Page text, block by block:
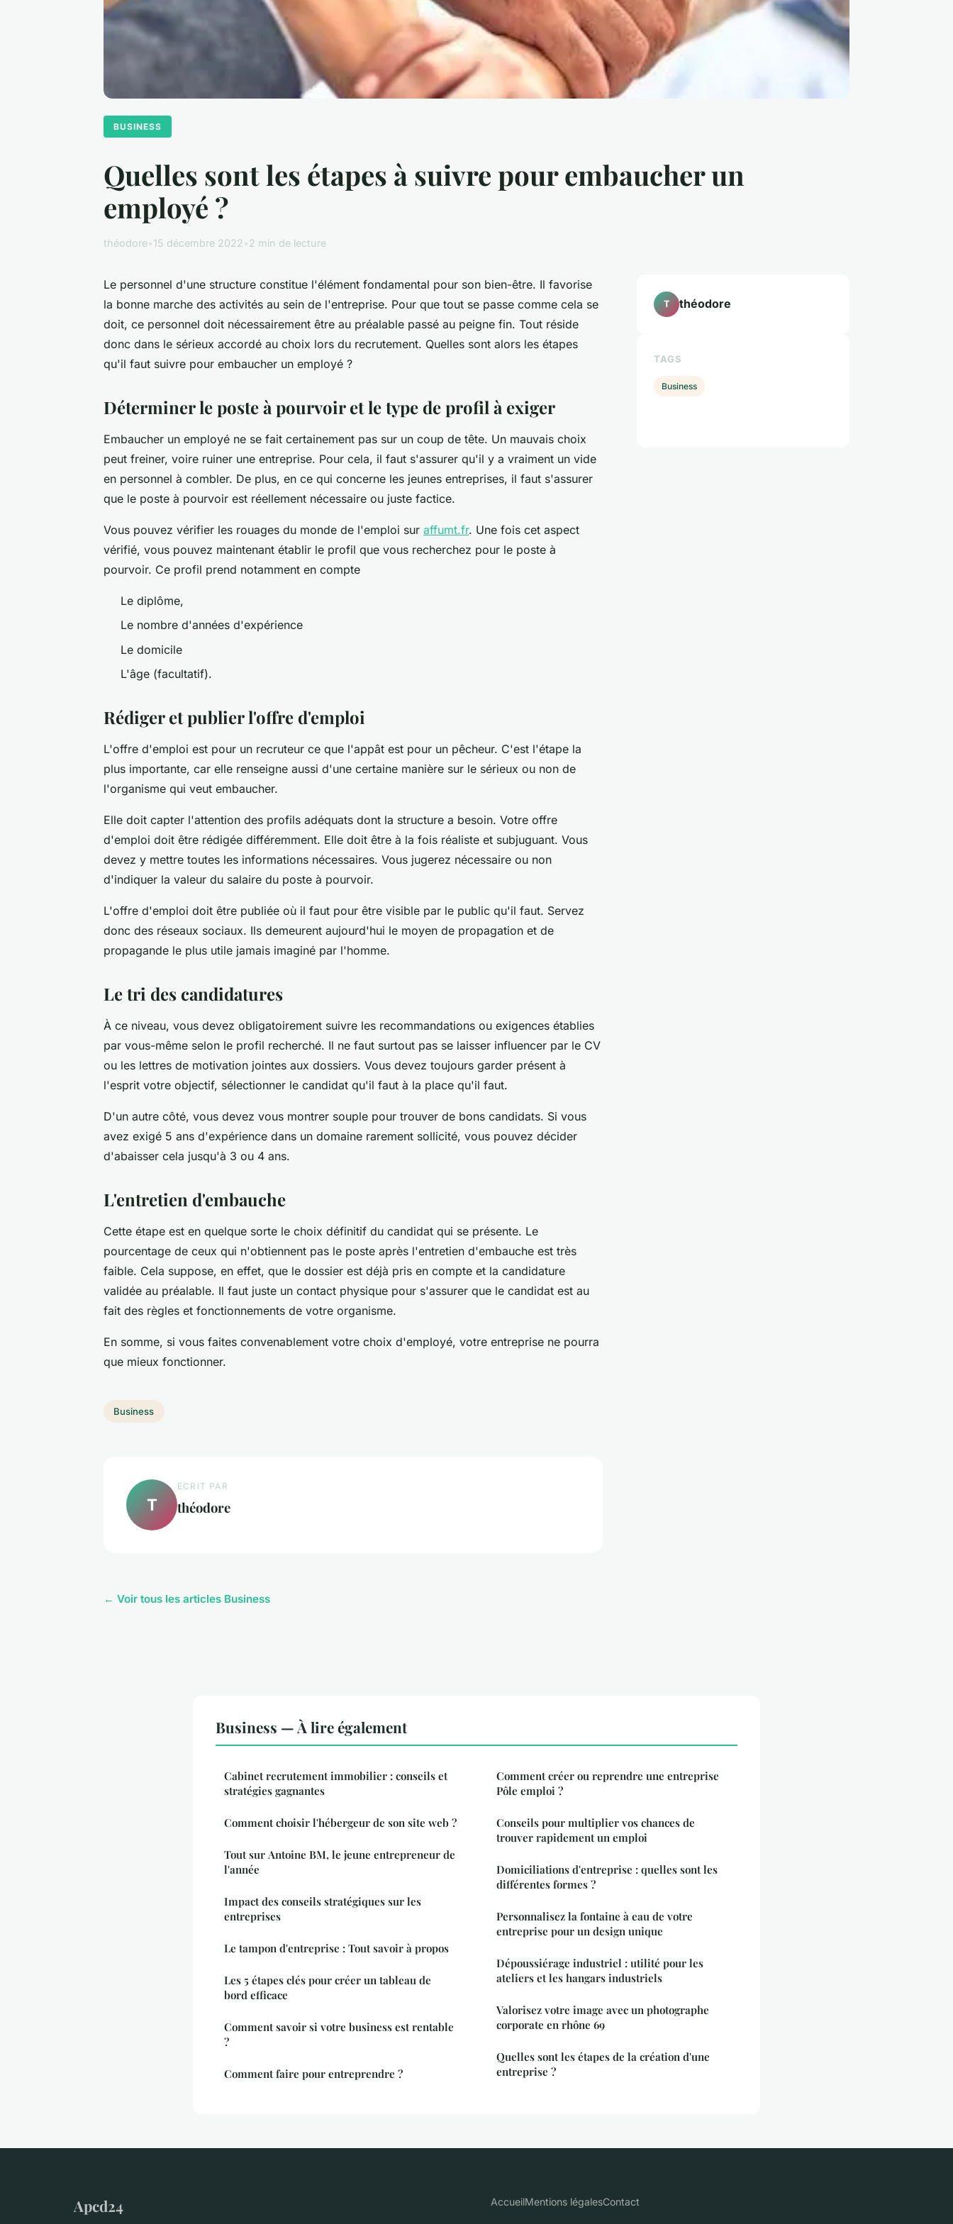
BUSINESS
Quelles sont les étapes à suivre pour embaucher un
employé ?
théodore•15 décembre 2022•2 min de lecture
Le personnel d'une structure constitue l'élément fondamental pour son bien-être. Il favorise
la bonne marche des activités au sein de l'entreprise. Pour que tout se passe comme cela se
doit, ce personnel doit nécessairement être au préalable passé au peigne fin. Tout réside
donc dans le sérieux accordé au choix lors du recrutement. Quelles sont alors les étapes
qu'il faut suivre pour embaucher un employé ?
Déterminer le poste à pourvoir et le type de profil à exiger
Embaucher un employé ne se fait certainement pas sur un coup de tête. Un mauvais choix
peut freiner, voire ruiner une entreprise. Pour cela, il faut s'assurer qu'il y a vraiment un vide
en personnel à combler. De plus, en ce qui concerne les jeunes entreprises, il faut s'assurer
que le poste à pourvoir est réellement nécessaire ou juste factice.
Vous pouvez vérifier les rouages du monde de l'emploi sur affumt.fr. Une fois cet aspect
vérifié, vous pouvez maintenant établir le profil que vous recherchez pour le poste à
pourvoir. Ce profil prend notamment en compte
Le diplôme,
Le nombre d'années d'expérience
Le domicile
L'âge (facultatif).
Rédiger et publier l'offre d'emploi
L'offre d'emploi est pour un recruteur ce que l'appât est pour un pêcheur. C'est l'étape la
plus importante, car elle renseigne aussi d'une certaine manière sur le sérieux ou non de
l'organisme qui veut embaucher.
Elle doit capter l'attention des profils adéquats dont la structure a besoin. Votre offre
d'emploi doit être rédigée différemment. Elle doit être à la fois réaliste et subjuguant. Vous
devez y mettre toutes les informations nécessaires. Vous jugerez nécessaire ou non
d'indiquer la valeur du salaire du poste à pourvoir.
L'offre d'emploi doit être publiée où il faut pour être visible par le public qu'il faut. Servez
donc des réseaux sociaux. Ils demeurent aujourd'hui le moyen de propagation et de
propagande le plus utile jamais imaginé par l'homme.
Le tri des candidatures
À ce niveau, vous devez obligatoirement suivre les recommandations ou exigences établies
par vous-même selon le profil recherché. Il ne faut surtout pas se laisser influencer par le CV
ou les lettres de motivation jointes aux dossiers. Vous devez toujours garder présent à
l'esprit votre objectif, sélectionner le candidat qu'il faut à la place qu'il faut.
D'un autre côté, vous devez vous montrer souple pour trouver de bons candidats. Si vous
avez exigé 5 ans d'expérience dans un domaine rarement sollicité, vous pouvez décider
d'abaisser cela jusqu'à 3 ou 4 ans.
L'entretien d'embauche
Cette étape est en quelque sorte le choix définitif du candidat qui se présente. Le
pourcentage de ceux qui n'obtiennent pas le poste après l'entretien d'embauche est très
faible. Cela suppose, en effet, que le dossier est déjà pris en compte et la candidature
validée au préalable. Il faut juste un contact physique pour s'assurer que le candidat est au
fait des règles et fonctionnements de votre organisme.
En somme, si vous faites convenablement votre choix d'employé, votre entreprise ne pourra
que mieux fonctionner.
Business
T
ECRIT PAR
théodore
← Voir tous les articles Business
T théodore
TAGS
Business
Business — À lire également
Cabinet recrutement immobilier : conseils et
stratégies gagnantes
Comment choisir l'hébergeur de son site web ?
Tout sur Antoine BM, le jeune entrepreneur de
l'année
Impact des conseils stratégiques sur les
entreprises
Le tampon d'entreprise : Tout savoir à propos
Les 5 étapes clés pour créer un tableau de
bord efficace
Comment savoir si votre business est rentable
?
Comment faire pour entreprendre ?
Comment créer ou reprendre une entreprise
Pôle emploi ?
Conseils pour multiplier vos chances de
trouver rapidement un emploi
Domiciliations d'entreprise : quelles sont les
différentes formes ?
Personnalisez la fontaine à eau de votre
entreprise pour un design unique
Dépoussiérage industriel : utilité pour les
ateliers et les hangars industriels
Valorisez votre image avec un photographe
corporate en rhône 69
Quelles sont les étapes de la création d'une
entreprise ?
Apcd24 AccueilMentions légalesContact